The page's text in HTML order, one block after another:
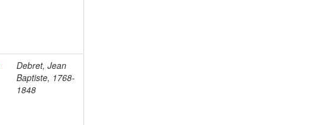
Debret, Jean
Baptiste, 1768-
1848